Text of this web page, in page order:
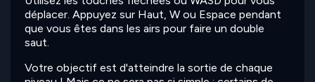
déplacer. Appuyez sur Haut, W ou Espace pendant
que vous êtes dans les airs pour faire un double
saut.
Votre objectif est d'atteindre la sortie de chaque